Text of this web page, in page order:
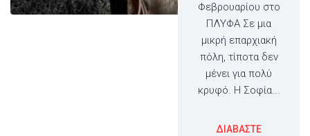
Φεβρουαρίου στο
ΠΛΥΦΑ Σε μια
μικρή επαρχιακή
πόλη, τίποτα δεν
μένει για πολύ
κρυφό. Η Σοφία...
ΔΙΑΒΑΣΤΕ